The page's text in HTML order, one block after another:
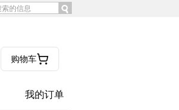
购物车
我的订单